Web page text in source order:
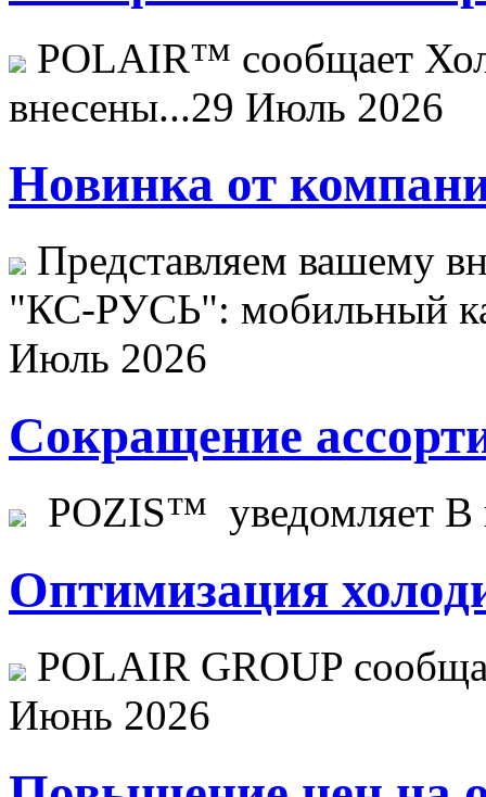
POLAIR™ сообщает
внесены...29 Июль 2026
Новинка от
Представляем вашему
"КС-РУСЬ": мобильный
Июль 2026
Сокращение
POZIS™ уведомляет В
Оптимизация
POLAIR GROUP
Июнь 2026